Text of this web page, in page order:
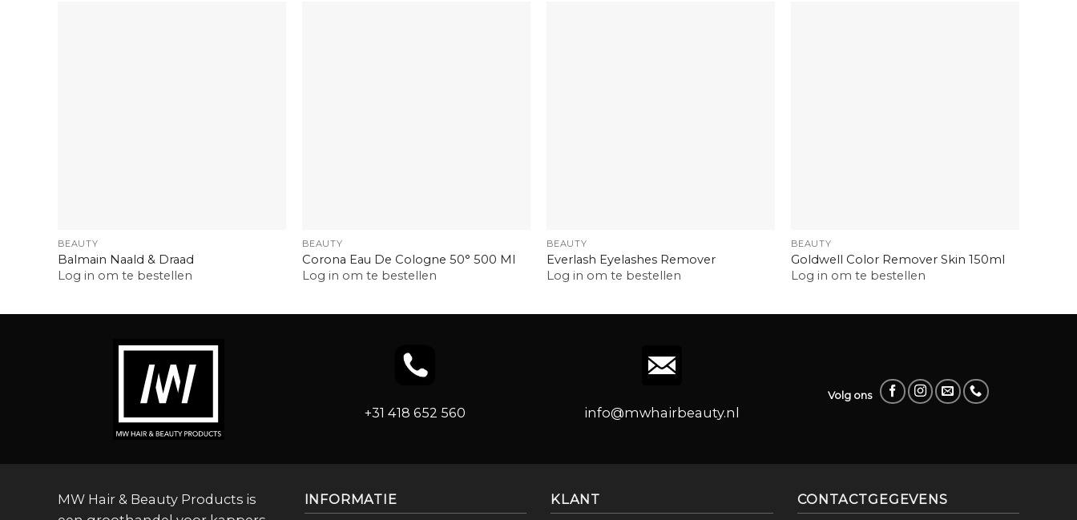
BEAUTY
Balmain Naald & Draad
Log in om te bestellen
BEAUTY
Corona Eau De Cologne 50° 500 Ml
Log in om te bestellen
BEAUTY
Everlash Eyelashes Remover
Log in om te bestellen
BEAUTY
Goldwell Color Remover Skin 150ml
Log in om te bestellen
+31 418 652 560 info@mwhairbeauty.nl
Volg ons
MW Hair & Beauty Products is
INFORMATIE KLANT CONTACTGEGEVENS